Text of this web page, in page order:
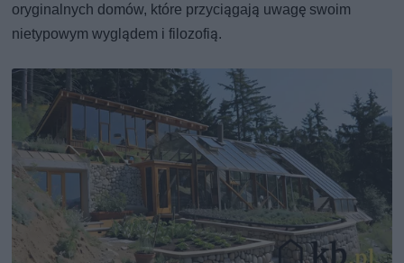
oryginalnych domów, które przyciągają uwagę swoim
nietypowym wyglądem i filozofią.